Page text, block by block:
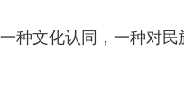
种文化认同，一种对民